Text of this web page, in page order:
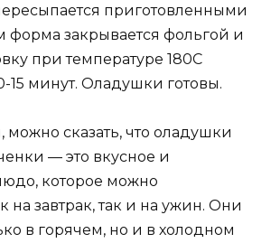
приготовленными
форма закрывается фольгой и
при температуре 180С
15 минут. Оладушки готовы.
можно сказать, что оладушки
— это вкусное и
которое можно
на завтрак, так и на ужин. Они
в горячем, но и в холодном